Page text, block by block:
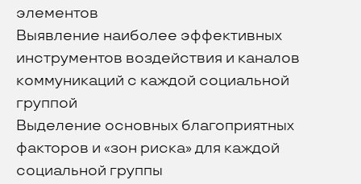
элементов
Выявление наиболее эффективных
инструментов воздействия и каналов
коммуникаций с каждой социальной
группой
Выделение основных благоприятных
факторов и «зон риска» для каждой
социальной группы